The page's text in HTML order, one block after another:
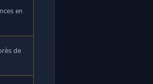
en
de